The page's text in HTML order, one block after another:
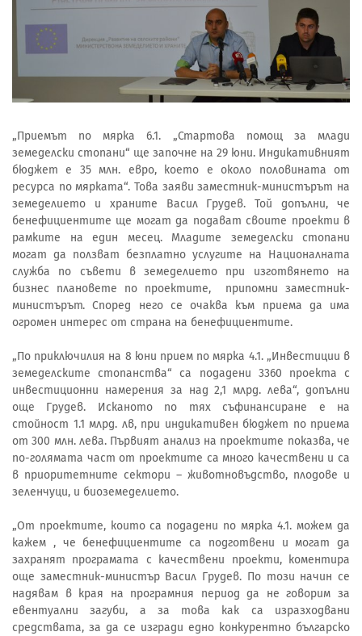
„Приемът по мярка 6.1. „Стартова помощ за млади
земеделски стопани“ ще започне на 29 юни. Индикативният
бюджет е 35 млн. евро, което е около половината от
ресурса по мярката“. Това заяви заместник-министърът на
земеделието и храните Васил Грудев. Той допълни, че
бенефициентите ще могат да подават своите проекти в
рамките на един месец. Младите земеделски стопани
могат да ползват безплатно услугите на Националната
служба по съвети в земеделието при изготвянето на
бизнес плановете по проектите, припомни заместник-
министърът. Според него се очаква към приема да има
огромен интерес от страна на бенефициентите.
„По приключилия на 8 юни прием по мярка 4.1. „Инвестиции в
земеделските стопанства“ са подадени 3360 проекта с
инвестиционни намерения за над 2,1 млрд. лева“, допълни
още Грудев. Исканото по тях съфинансиране е на
стойност 1.1 млрд. лв, при индикативен бюджет по приема
от 300 млн. лева. Първият анализ на проектите показва, че
по-голямата част от проектите са много качествени и са
в приоритетните сектори – животновъдство, плодове и
зеленчуци, и биоземеделието.
„От проектите, които са подадени по мярка 4.1. можем да
кажем , че бенефициентите са подготвени и могат да
захранят програмата с качествени проекти, коментира
още заместник-министър Васил Грудев. По този начин се
надявам в края на програмния период да не говорим за
евентуални загуби, а за това как са изразходвани
средствата, за да се изгради едно конкурентно българско